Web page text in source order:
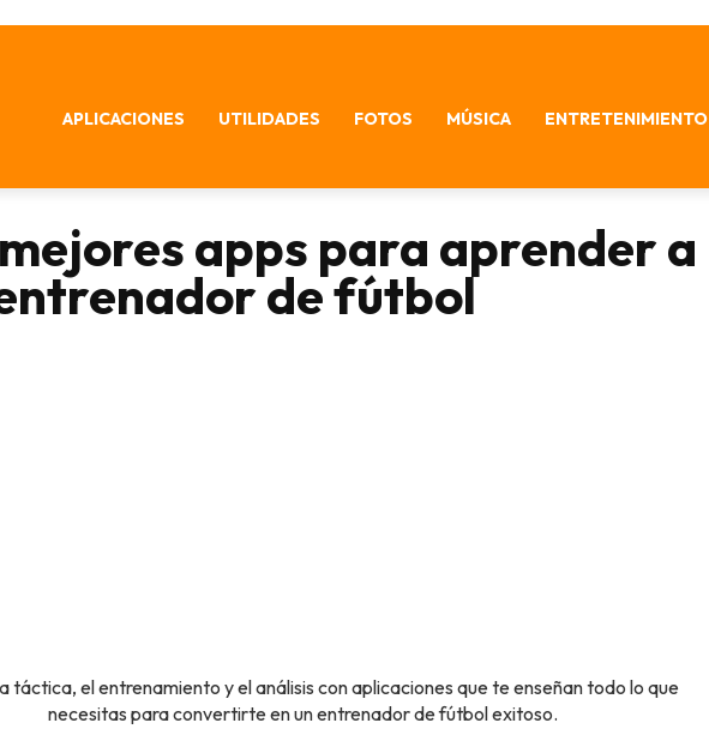
APLICACIONES UTILIDADES FOTOS MÚSICA ENTRETENIMIENTO
apps para aprender a
de fútbol
táctica, el entrenamiento y el análisis con aplicaciones que te enseñan todo lo que
necesitas para convertirte en un entrenador de fútbol exitoso.